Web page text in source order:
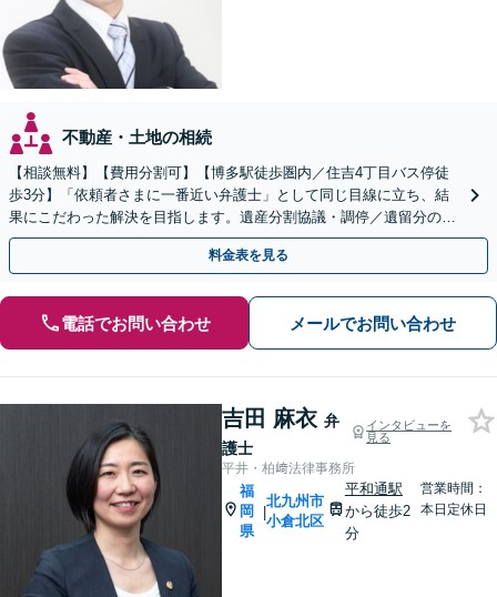
不動産・土地の相続
【相談無料】【費用分割可】【博多駅徒歩圏内／住吉4丁目バス停徒
歩3分】「依頼者さまに一番近い弁護士」として同じ目線に立ち、結
果にこだわった解決を目指します。遺産分割協議・調停／遺留分の侵
害／遺言書の作成／遺産の調査など
料金表を見る
電話でお問い合わせ メールでお問い合わせ
吉田 麻衣 弁
護士
インタビューを
見る
平井・柏﨑法律事務所
福
岡
県
|
北九州市
小倉北区
平和通駅
から徒歩2
分
営業時間：
本日定休日